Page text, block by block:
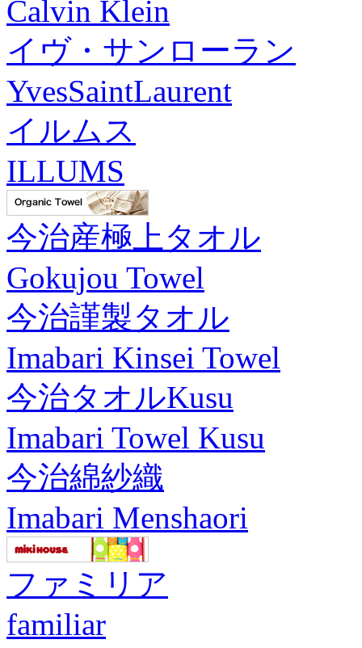
Calvin Klein
イヴ・サンローラン
YvesSaintLaurent
イルムス
ILLUMS
今治産極上タオル
Gokujou Towel
今治謹製タオル
Imabari Kinsei Towel
今治タオルKusu
Imabari Towel Kusu
今治綿紗織
Imabari Menshaori
ファミリア
familiar